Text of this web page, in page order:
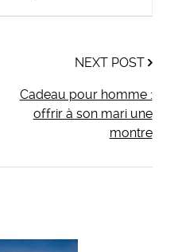
NEXT POST
Cadeau pour homme :
offrir à son mari une
montre